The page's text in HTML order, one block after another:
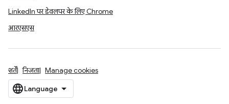
LinkedIn पर डेवलपर के लिए Chrome
आरएसएस
शर्तें निजता Manage cookies